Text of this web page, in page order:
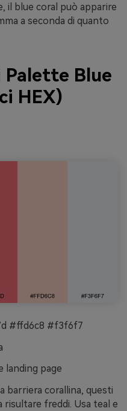
il blue coral può apparire
a seconda di quanto
Blue
HEX)
#ffd6c8 #f3f6f7
landing page
barriera corallina, questi
freddi. Usa teal e